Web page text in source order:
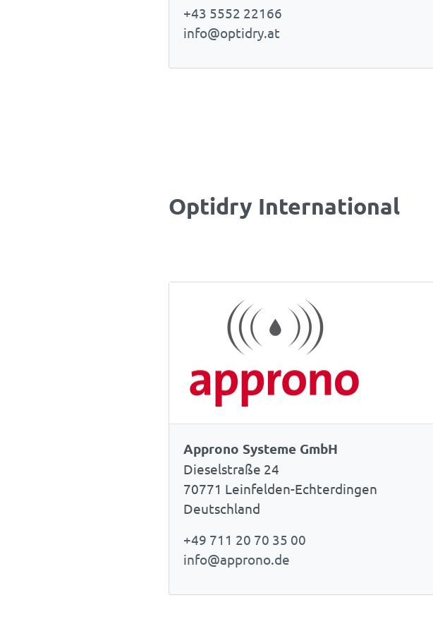
+43 5552 22166
info@optidry.at
Optidry International
Approno Systeme GmbH
Dieselstraße 24
70771 Leinfelden-Echterdingen
Deutschland
+49 711 20 70 35 00
info@approno.de